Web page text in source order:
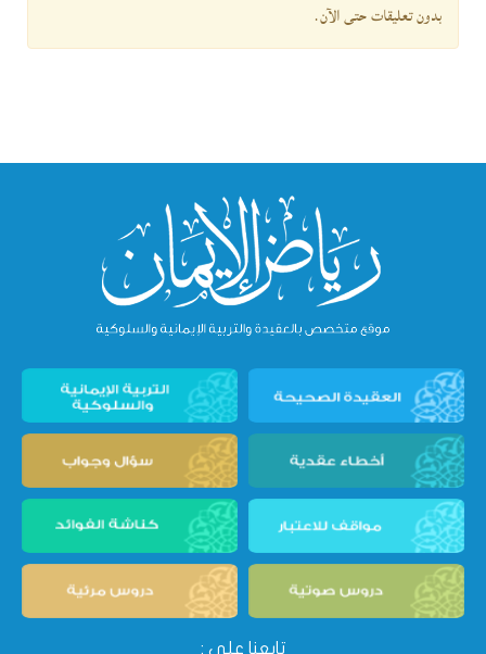
بدون تعليقات حتى الآن.
تابعنا على :